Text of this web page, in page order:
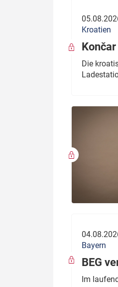
Kroatien
Die
Bayern
BEG
Im